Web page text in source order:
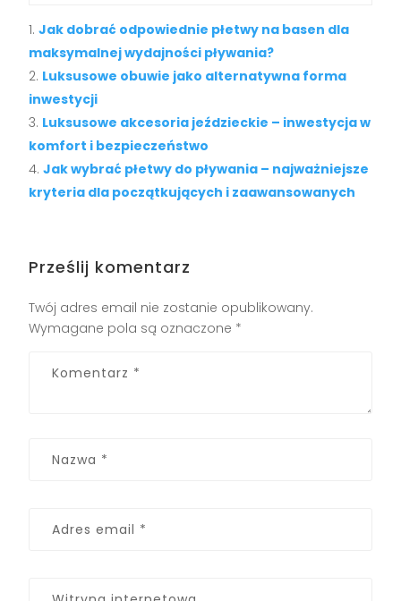
Jak dobrać odpowiednie płetwy na basen dla
maksymalnej wydajności pływania?
Luksusowe obuwie jako alternatywna forma
inwestycji
Luksusowe akcesoria jeździeckie – inwestycja w
komfort i bezpieczeństwo
Jak wybrać płetwy do pływania – najważniejsze
kryteria dla początkujących i zaawansowanych
Prześlij komentarz
Twój adres email nie zostanie opublikowany.
Wymagane pola są oznaczone *